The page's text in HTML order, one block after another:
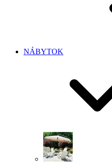
NÁBYTOK